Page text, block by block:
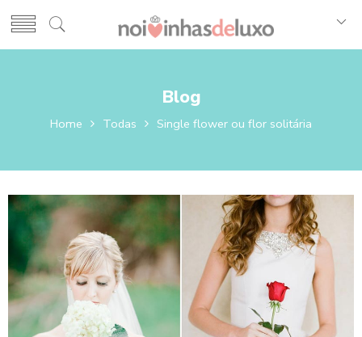
Blog
Home Todas Single flower ou flor solitária